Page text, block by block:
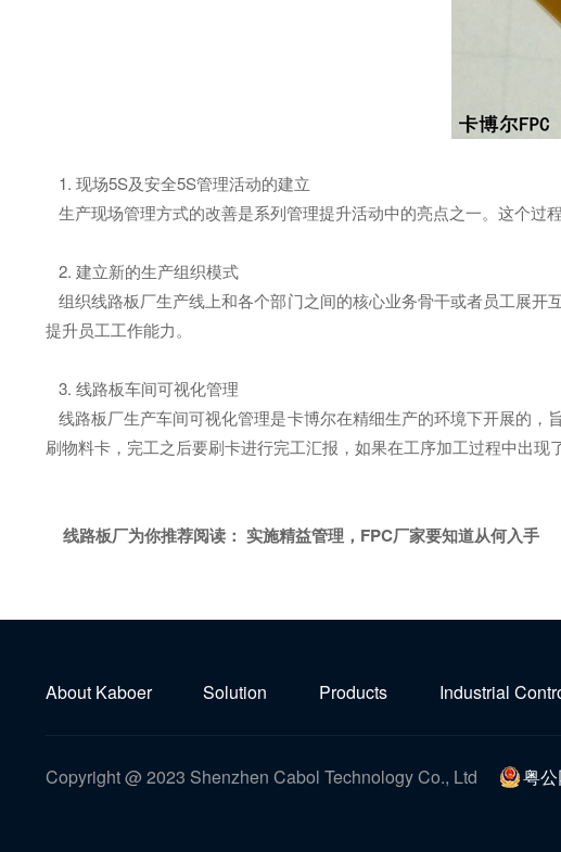
1. 现场5S及安全5S管理活动的建立
生产现场管理方式的改善是系列管理提升活动中的亮点之一。这个过
2. 建立新的生产组织模式
组织线路板厂生产线上和各个部门之间的核心业务骨干或者员工展开
提升员工工作能力。
3. 线路板车间可视化管理
线路板厂生产车间可视化管理是卡博尔在精细生产的环境下开展的，
刷物料卡，完工之后要刷卡进行完工汇报，如果在工序加工过程中出
线路板厂为你推荐阅读： 实施精益管理，FPC厂家要知道从何入手
About Kaboer Solution Products Industrial
Copyright @ 2023 Shenzhen Cabol Technology Co., Ltd
粤